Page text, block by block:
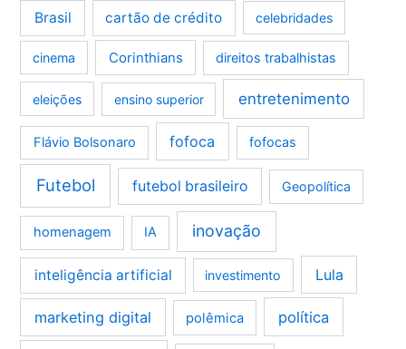
Brasil cartão de crédito celebridades
cinema Corinthians direitos trabalhistas
eleições ensino superior entretenimento
Flávio Bolsonaro fofoca fofocas
Futebol futebol brasileiro Geopolítica
homenagem IA inovação
inteligência artificial investimento Lula
marketing digital polêmica política